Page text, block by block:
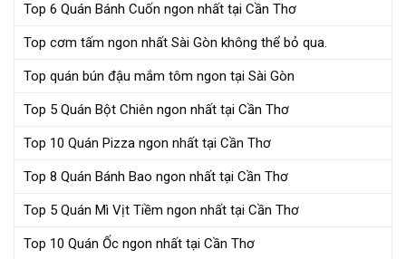
Top 6 Quán Bánh Cuốn ngon nhất tại Cần Thơ
Top cơm tấm ngon nhất Sài Gòn không thể bỏ qua.
Top quán bún đậu mắm tôm ngon tại Sài Gòn
Top 5 Quán Bột Chiên ngon nhất tại Cần Thơ
Top 10 Quán Pizza ngon nhất tại Cần Thơ
Top 8 Quán Bánh Bao ngon nhất tại Cần Thơ
Top 5 Quán Mì Vịt Tiềm ngon nhất tại Cần Thơ
Top 10 Quán Ốc ngon nhất tại Cần Thơ